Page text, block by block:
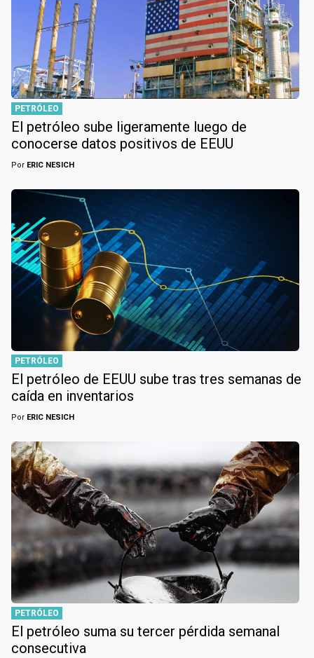
PETRÓLEO
El petróleo sube ligeramente luego de
conocerse datos positivos de EEUU
Por ERIC NESICH
PETRÓLEO
El petróleo de EEUU sube tras tres semanas de
caída en inventarios
Por ERIC NESICH
PETRÓLEO
El petróleo suma su tercer pérdida semanal
consecutiva